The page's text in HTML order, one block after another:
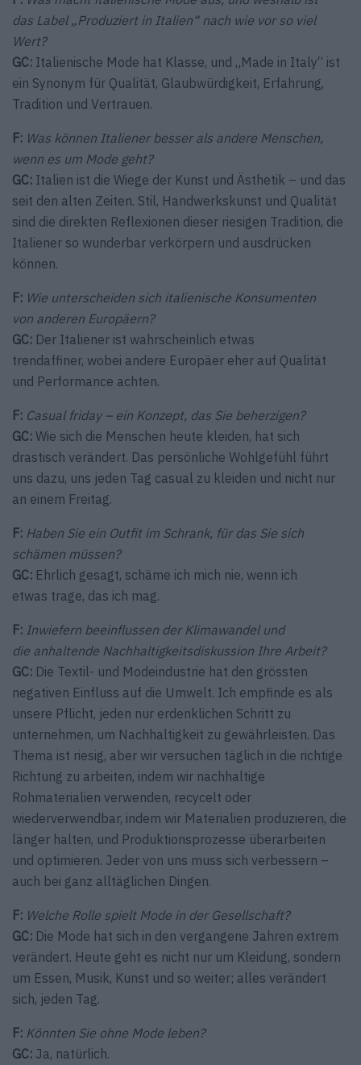
das Label „Produziert in Italien“ nach wie vor so viel
Wert?
GC: Italienische Mode hat Klasse, und „Made in Italy“ ist
ein Synonym für Qualität, Glaubwürdigkeit, Erfahrung,
Tradition und Vertrauen.
F: Was können Italiener besser als andere Menschen,
wenn es um Mode geht?
GC: Italien ist die Wiege der Kunst und Ästhetik – und das
seit den alten Zeiten. Stil, Handwerkskunst und Qualität
sind die direkten Reflexionen dieser riesigen Tradition, die
Italiener so wunderbar verkörpern und ausdrücken
können.
F: Wie unterscheiden sich italienische Konsumenten
von anderen Europäern?
GC: Der Italiener ist wahrscheinlich etwas
trendaffiner, wobei andere Europäer eher auf Qualität
und Performance achten.
F: Casual friday – ein Konzept, das Sie beherzigen?
GC: Wie sich die Menschen heute kleiden, hat sich
drastisch verändert. Das persönliche Wohlgefühl führt
uns dazu, uns jeden Tag casual zu kleiden und nicht nur
an einem Freitag.
F: Haben Sie ein Outfit im Schrank, für das Sie sich
schämen müssen?
GC: Ehrlich gesagt, schäme ich mich nie, wenn ich
etwas trage, das ich mag.
F: Inwiefern beeinflussen der Klimawandel und
die anhaltende Nachhaltigkeitsdiskussion Ihre Arbeit?
GC: Die Textil- und Modeindustrie hat den grössten
negativen Einfluss auf die Umwelt. Ich empfinde es als
unsere Pflicht, jeden nur erdenklichen Schritt zu
unternehmen, um Nachhaltigkeit zu gewährleisten. Das
Thema ist riesig, aber wir versuchen täglich in die richtige
Richtung zu arbeiten, indem wir nachhaltige
Rohmaterialien verwenden, recycelt oder
wiederverwendbar, indem wir Materialien produzieren, die
länger halten, und Produktionsprozesse überarbeiten
und optimieren. Jeder von uns muss sich verbessern –
auch bei ganz alltäglichen Dingen.
F: Welche Rolle spielt Mode in der Gesellschaft?
GC: Die Mode hat sich in den vergangene Jahren extrem
verändert. Heute geht es nicht nur um Kleidung, sondern
um Essen, Musik, Kunst und so weiter; alles verändert
sich, jeden Tag.
F: Könnten Sie ohne Mode leben?
GC: Ja, natürlich.